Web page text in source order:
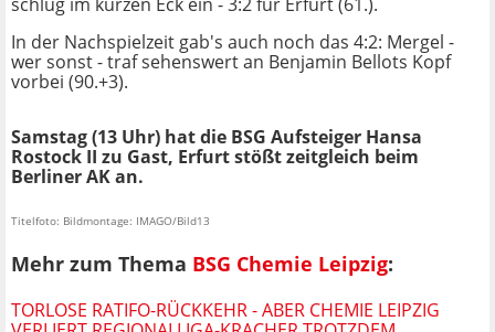
In der Nachspielzeit gab's auch noch das 4:2: Mergel -
wer sonst - traf sehenswert an Benjamin Bellots Kopf
vorbei (90.+3).
Samstag (13 Uhr) hat die BSG Aufsteiger Hansa
Rostock II zu Gast, Erfurt stößt zeitgleich beim
Berliner AK an.
Titelfoto: Bildmontage: IMAGO/Bild13
Mehr zum Thema BSG Chemie Leipzig:
TORLOSE RATIFO-RÜCKKEHR - ABER CHEMIE LEIPZIG